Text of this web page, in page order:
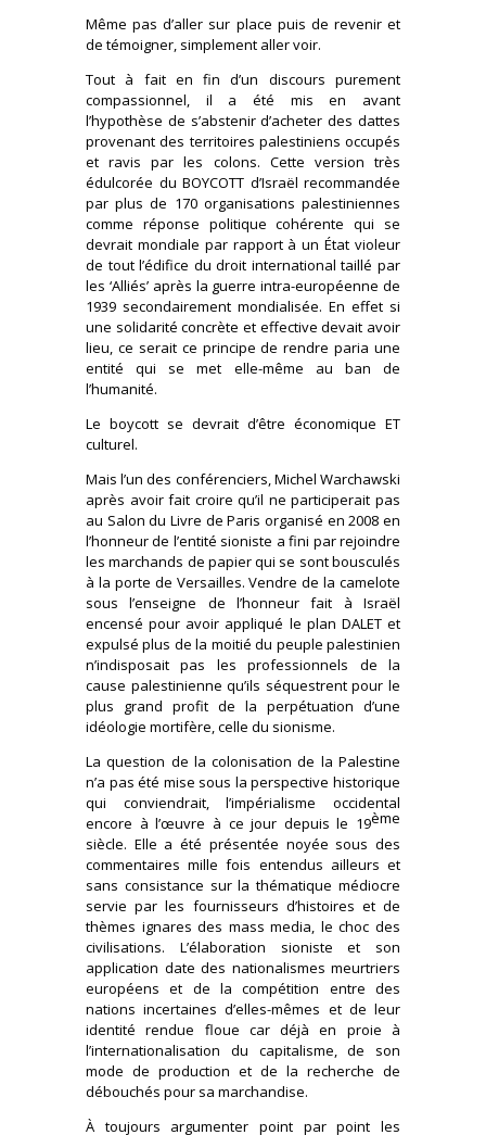
Même pas d’aller sur place puis de revenir et
de témoigner, simplement aller voir.
Tout à fait en fin d’un discours purement
compassionnel, il a été mis en avant
l’hypothèse de s’abstenir d’acheter des dattes
provenant des territoires palestiniens occupés
et ravis par les colons. Cette version très
édulcorée du BOYCOTT d’Israël recommandée
par plus de 170 organisations palestiniennes
comme réponse politique cohérente qui se
devrait mondiale par rapport à un État violeur
de tout l’édifice du droit international taillé par
les ‘Alliés’ après la guerre intra-européenne de
1939 secondairement mondialisée. En effet si
une solidarité concrète et effective devait avoir
lieu, ce serait ce principe de rendre paria une
entité qui se met elle-même au ban de
l’humanité.
Le boycott se devrait d’être économique ET
culturel.
Mais l’un des conférenciers, Michel Warchawski
après avoir fait croire qu’il ne participerait pas
au Salon du Livre de Paris organisé en 2008 en
l’honneur de l’entité sioniste a fini par rejoindre
les marchands de papier qui se sont bousculés
à la porte de Versailles. Vendre de la camelote
sous l’enseigne de l’honneur fait à Israël
encensé pour avoir appliqué le plan DALET et
expulsé plus de la moitié du peuple palestinien
n’indisposait pas les professionnels de la
cause palestinienne qu’ils séquestrent pour le
plus grand profit de la perpétuation d’une
idéologie mortifère, celle du sionisme.
La question de la colonisation de la Palestine
n’a pas été mise sous la perspective historique
qui conviendrait, l’impérialisme occidental
encore à l’œuvre à ce jour depuis le 19ème
siècle. Elle a été présentée noyée sous des
commentaires mille fois entendus ailleurs et
sans consistance sur la thématique médiocre
servie par les fournisseurs d’histoires et de
thèmes ignares des mass media, le choc des
civilisations. L’élaboration sioniste et son
application date des nationalismes meurtriers
européens et de la compétition entre des
nations incertaines d’elles-mêmes et de leur
identité rendue floue car déjà en proie à
l’internationalisation du capitalisme, de son
mode de production et de la recherche de
débouchés pour sa marchandise.
À toujours argumenter point par point les